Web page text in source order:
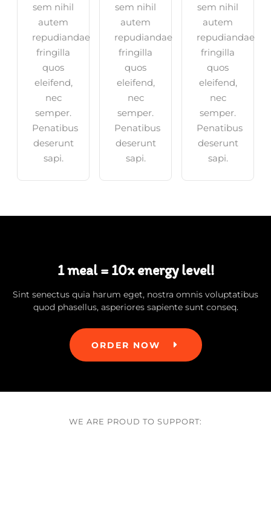
sem nihil
autem
repudiandae
fringilla
quos
eleifend,
nec
semper.
Penatibus
deserunt
sapi.
sem nihil
autem
repudiandae
fringilla
quos
eleifend,
nec
semper.
Penatibus
deserunt
sapi.
sem nihil
autem
repudiandae
fringilla
quos
eleifend,
nec
semper.
Penatibus
deserunt
sapi.
1 meal = 10x energy level!
Sint senectus quia harum eget, nostra omnis voluptatibus
quod phasellus, asperiores sapiente sunt conseq.
ORDER NOW
WE ARE PROUD TO SUPPORT: